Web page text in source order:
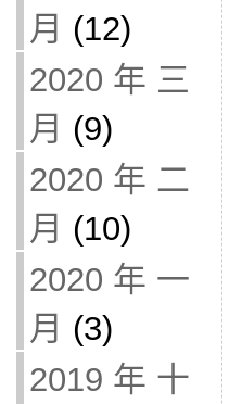
月 (12)
2020 年 三
月 (9)
2020 年 二
月 (10)
2020 年 一
月 (3)
2019 年 十